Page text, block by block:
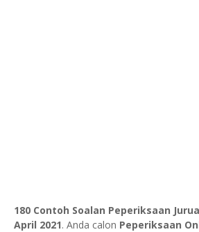
180 Contoh Soalan Peperiksaan
April 2021. Anda calon Peperiksaan